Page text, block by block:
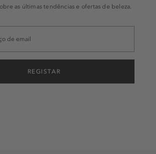
as últimas tendências e ofertas de beleza.
REGISTAR